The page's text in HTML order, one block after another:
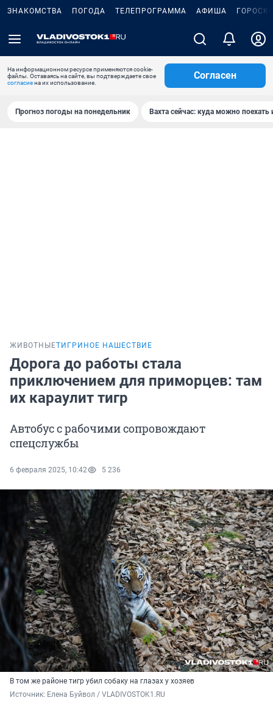
ЗНАКОМСТВА ПОГОДА ТЕЛЕПРОГРАММА АФИША
На информационном ресурсе применяются cookie-
файлы. Оставаясь на сайте, вы подтверждаете свое
согласиена их использование.
Согласен
Прогноз погоды на понедельник Вахта сейчас: куда можно поехать
ЖИВОТНЫЕТИГРИНОЕ НАШЕСТВИЕ
Дорога до работы стала
приключением для приморцев: там
их караулит тигр
Автобус с рабочими сопровождают
спецслужбы
6 февраля 2025, 10:42 5 236
В том же районе тигр убил собаку на глазах у хозяев
Источник: Елена Буйвол / VLADIVOSTOK1.RU